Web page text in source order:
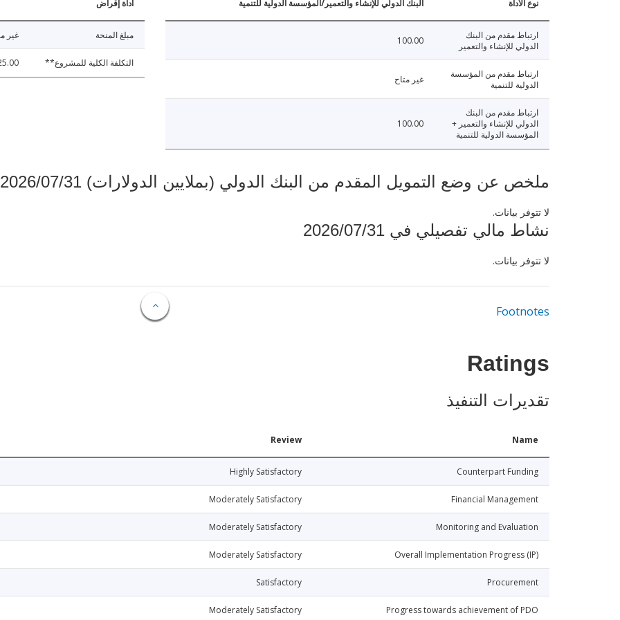
نوع الأداة البنك الدولي للإنشاء والتعمير/المؤسسة الدولية للتنمية
ارتباط مقدم من البنك
الدولي للإنشاء والتعمير
100.00
ارتباط مقدم من المؤسسة
الدولية للتنمية
غير متاح
ارتباط مقدم من البنك
الدولي للإنشاء والتعمير +
المؤسسة الدولية للتنمية
100.00
أداة إقراض
مبلغ المنحة غير
التكلفة الكلية للمشروع**
ملخص عن وضع التمويل المقدم من البنك الدولي (بملايين الدولارات) 2026/07/31
لا تتوفر بيانات.
نشاط مالي تفصيلي في 2026/07/31
لا تتوفر بيانات.
Footnotes
Ratings
تقديرات التنفيذ
Name
Review
Counterpart Funding
Highly Satisfactory
Financial Management
Moderately Satisfactory
Monitoring and Evaluation
Moderately Satisfactory
Overall Implementation Progress (IP)
Moderately Satisfactory
Procurement
Satisfactory
Progress towards achievement of PDO
Moderately Satisfactory